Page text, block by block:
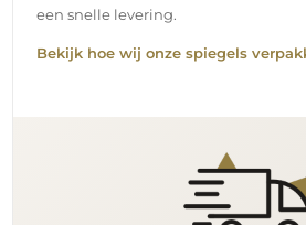
verantwoordelijkheid valt. Gezien de
montageaccessoires aan. Dit geeft u
Lees onze installatiegids stap voor